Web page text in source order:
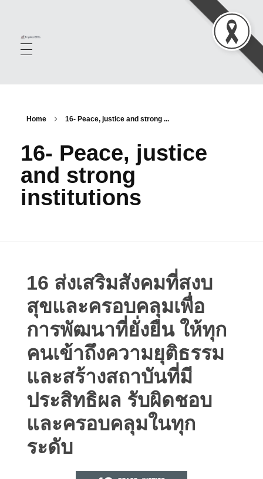
TropMed SDGS
Home 16- Peace, justice and strong ...
16- Peace, justice
and strong
institutions
16 ส่งเสริมสังคมที่สงบ
สุขและครอบคลุมเพื่อ
การพัฒนาที่ยั่งยืน ให้ทุก
คนเข้าถึงความยุติธรรม
และสร้างสถาบันที่มี
ประสิทธิผล รับผิดชอบ
และครอบคลุมในทุก
ระดับ